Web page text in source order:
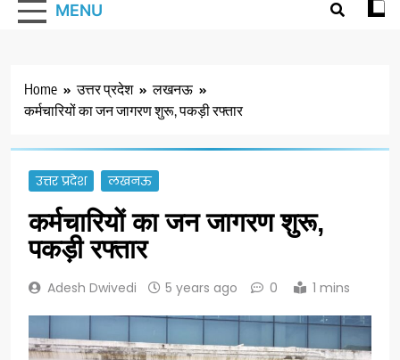
MENU
Home उत्तर प्रदेश
लखनऊ
कर्मचारियों का जन जागरण शुरू, पकड़ी रफ्तार
उत्तर प्रदेश लखनऊ
कर्मचारियों का जन जागरण शुरू,
पकड़ी रफ्तार
Adesh Dwivedi 5 years ago 0 1 mins